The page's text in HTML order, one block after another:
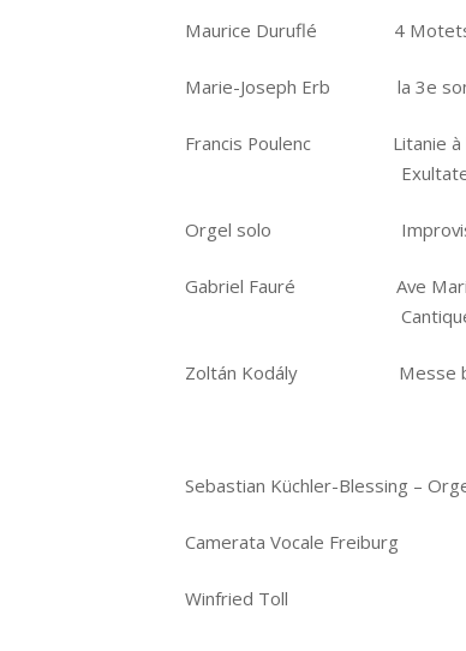
Maurice Duruflé 4
Marie-Joseph Erb la 3e
Francis Poulenc Litanie à la
Orgel solo
Gabriel Fauré Ave
Zoltán Kodály Messe
Sebastian Küchler-Blessing –
Camerata Vocale Freiburg
Winfried Toll